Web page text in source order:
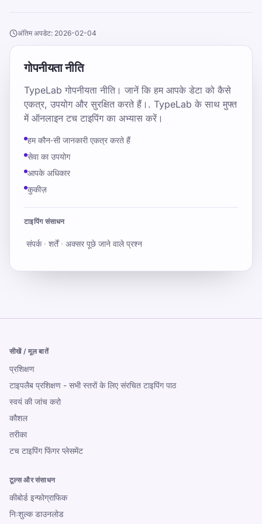
अंतिम अपडेट: 2026-02-04
गोपनीयता नीति
TypeLab गोपनीयता नीति। जानें कि हम आपके डेटा को कैसे
एकत्र, उपयोग और सुरक्षित करते हैं।. TypeLab के साथ मुफ्त
में ऑनलाइन टच टाइपिंग का अभ्यास करें।
हम कौन‑सी जानकारी एकत्र करते हैं
सेवा का उपयोग
आपके अधिकार
कुकीज़
टाइपिंग संसाधन
संपर्क · शर्तें · अक्सर पूछे जाने वाले प्रश्न
सीखें / मूल बातें
प्रशिक्षण
टाइपलैब प्रशिक्षण - सभी स्तरों के लिए संरचित टाइपिंग पाठ
स्वयं की जांच करो
कौशल
तरीका
टच टाइपिंग फिंगर प्लेसमेंट
टूल्स और संसाधन
कीबोर्ड इन्फोग्राफिक
निःशुल्क डाउनलोड